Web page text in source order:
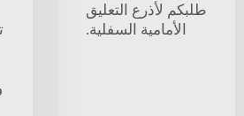
طلبكم لأذرع التعليق
الأمامية السفلية.